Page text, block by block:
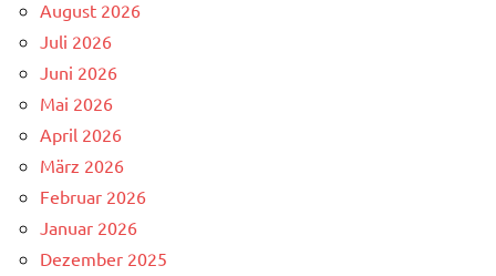
August 2026
Juli 2026
Juni 2026
Mai 2026
April 2026
März 2026
Februar 2026
Januar 2026
Dezember 2025